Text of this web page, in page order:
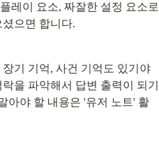
레이 요소, 짜잘한 설정 요소로
으면 합니다.
기 기억, 사건 기억도 있기야
을 파악해서 답변 출력이 되기
아야 할 내용은 '유저 노트' 활